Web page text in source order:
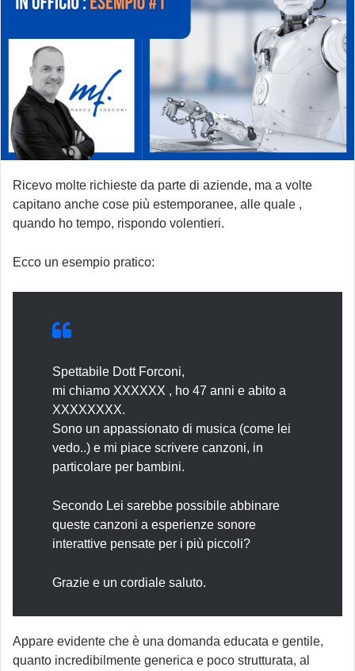
Ricevo molte richieste da parte di aziende, ma a volte
capitano anche cose più estemporanee, alle quale ,
quando ho tempo, rispondo volentieri.
Ecco un esempio pratico:
Spettabile Dott Forconi,
mi chiamo XXXXXX , ho 47 anni e abito a
XXXXXXXX.
Sono un appassionato di musica (come lei
vedo..) e mi piace scrivere canzoni, in
particolare per bambini.
Secondo Lei sarebbe possibile abbinare
queste canzoni a esperienze sonore
interattive pensate per i più piccoli?
Grazie e un cordiale saluto.
Appare evidente che è una domanda educata e gentile,
quanto incredibilmente generica e poco strutturata, al